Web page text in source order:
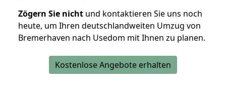
Zögern Sie nicht und kontaktieren Sie uns noch
heute, um Ihren deutschlandweiten Umzug von
Bremerhaven nach Usedom mit Ihnen zu planen.
Kostenlose Angebote erhalten